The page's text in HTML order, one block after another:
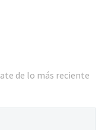
de lo más reciente